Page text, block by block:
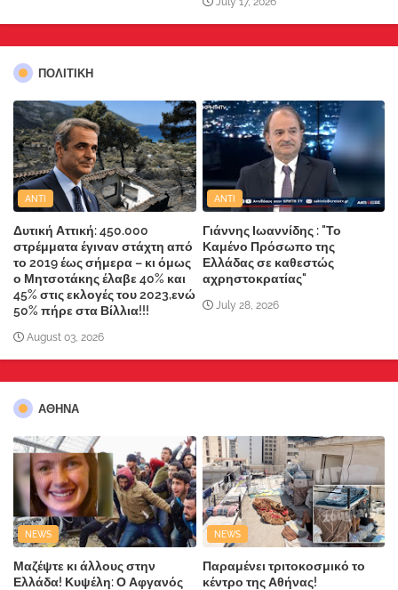
ΠΟΛΙΤΙΚΗ
ANTI
Δυτική Αττική: 450.000
στρέμματα έγιναν στάχτη από
το 2019 έως σήμερα – κι όμως
ο Μητσοτάκης έλαβε 40% και
45% στις εκλογές του 2023,ενώ
50% πήρε στα Βίλλια!!!
August 03, 2026
ANTI
Γιάννης Ιωαννίδης : "Το
Καμένο Πρόσωπο της
Ελλάδας σε καθεστώς
αχρηστοκρατίας"
July 28, 2026
ΑΘΗΝΑ
NEWS
Μαζέψτε κι άλλους στην
Ελλάδα! Κυψέλη: Ο Αφγανός
NEWS
Παραμένει τριτοκοσμικό το
κέντρο της Αθήνας!